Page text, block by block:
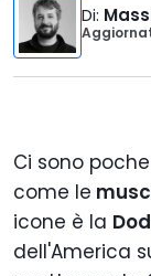
Di:
Ci sono
come le
icone è la
dell'America